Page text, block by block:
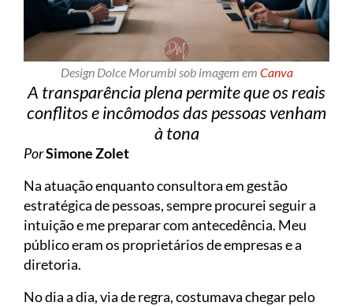
Design Dolce Morumbi sob imagem em Canva
A transparência plena permite que os reais
conflitos e incômodos das pessoas venham
à tona
PorSimone Zolet
Na atuação enquanto consultora em gestão
estratégica de pessoas, sempre procurei seguir a
intuição e me preparar com antecedência. Meu
público eram os proprietários de empresas e a
diretoria.
No dia a dia, via de regra, costumava chegar pelo